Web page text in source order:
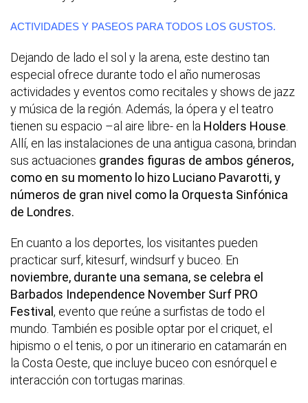
ACTIVIDADES Y PASEOS PARA TODOS LOS GUSTOS.
Dejando de lado el sol y la arena, este destino tan
especial ofrece durante todo el año numerosas
actividades y eventos como recitales y shows de jazz
y música de la región. Además, la ópera y el teatro
tienen su espacio –al aire libre- en la Holders House.
Allí, en las instalaciones de una antigua casona, brindan
sus actuaciones grandes figuras de ambos géneros,
como en su momento lo hizo Luciano Pavarotti, y
números de gran nivel como la Orquesta Sinfónica
de Londres.
En cuanto a los deportes, los visitantes pueden
practicar surf, kitesurf, windsurf y buceo. En
noviembre, durante una semana, se celebra el
Barbados Independence November Surf PRO
Festival , evento que reúne a surfistas de todo el
mundo. También es posible optar por el criquet, el
hipismo o el tenis, o por un itinerario en catamarán en
la Costa Oeste, que incluye buceo con esnórquel e
interacción con tortugas marinas.